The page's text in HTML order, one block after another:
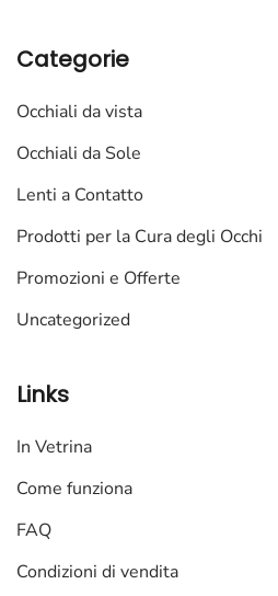
Categorie
Occhiali da vista
Occhiali da Sole
Lenti a Contatto
Prodotti per la Cura degli Occhi
Promozioni e Offerte
Uncategorized
Links
In Vetrina
Come funziona
FAQ
Condizioni di vendita